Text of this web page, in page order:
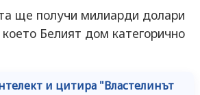
ще получи милиарди долари
Белият дом категорично
и цитира "Властелинът